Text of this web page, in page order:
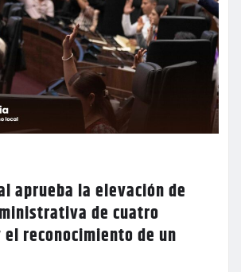
aprueba la elevación de
de cuatro
reconocimiento de un